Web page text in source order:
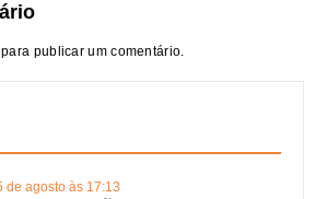
para publicar um comentário.
de agosto às 17:13